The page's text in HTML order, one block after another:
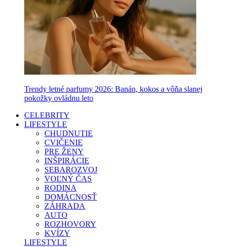
Trendy letné parfumy 2026: Banán, kokos a vôňa slanej
pokožky ovládnu leto
CELEBRITY
LIFESTYLE
CHUDNUTIE
CVIČENIE
PRE ŽENY
INŠPIRÁCIE
SEBAROZVOJ
VOĽNÝ ČAS
RODINA
DOMÁCNOSŤ
ZÁHRADA
AUTO
ROZHOVORY
KVÍZY
LIFESTYLE